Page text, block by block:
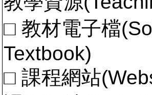
□ 教材電子檔
Textbook)
□ 課程網站